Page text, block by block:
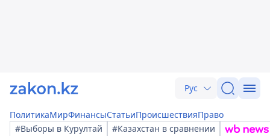
Рус
ПолитикаМирФинансыСтатьиПроисшествияПраво
#Выборы в Курултай
#Казахстан в сравнении